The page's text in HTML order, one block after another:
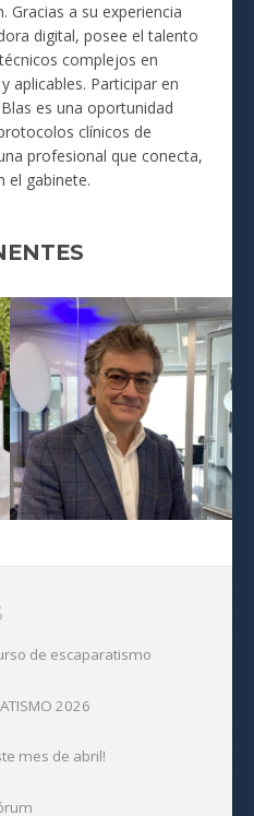
Gracias a su experiencia
digital, posee el talento
complejos en
aplicables. Participar en
es una oportunidad
clínicos de
profesional que conecta,
el gabinete.
de escaparatismo
2026
mes de abril!